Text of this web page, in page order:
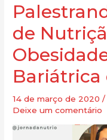
de
Bariátrica
14 de março de 2020
Deixe um comentário